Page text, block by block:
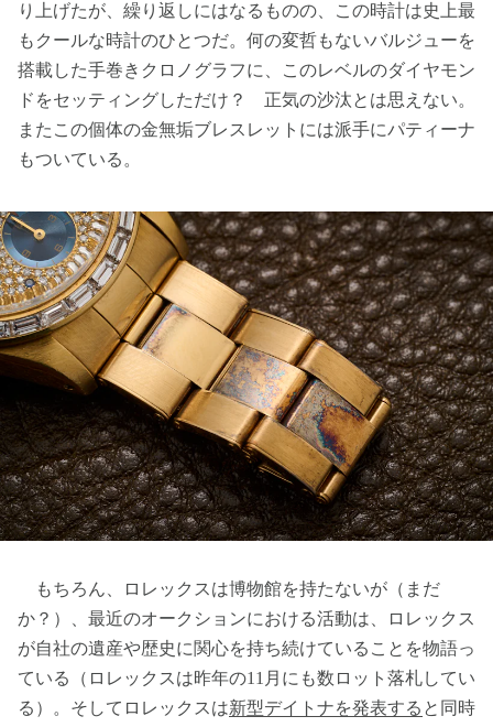
り上げたが、繰り返しにはなるものの、この時計は史上最
もクールな時計のひとつだ。何の変哲もないバルジューを
搭載した手巻きクロノグラフに、このレベルのダイヤモン
ドをセッティングしただけ？ 正気の沙汰とは思えない。
またこの個体の金無垢ブレスレットには派手にパティーナ
もついている。
もちろん、ロレックスは博物館を持たないが（まだ
か？）、最近のオークションにおける活動は、ロレックス
が自社の遺産や歴史に関心を持ち続けていることを物語っ
ている（ロレックスは昨年の11月にも数ロット落札してい
る）。そしてロレックスは新型デイトナを発表する と同時